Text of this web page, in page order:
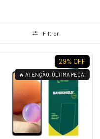
Filtrar
29% OFF
🔥 ATENÇÃO, ÚLTIMA PEÇA!